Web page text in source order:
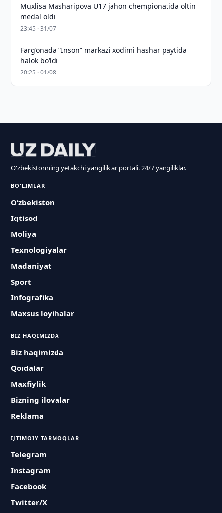
Muxlisa Masharipova U17 jahon chempionatida oltin
medal oldi
23:45 · 31/07
Farg‘onada “Inson” markazi xodimi hashar paytida
halok bo‘ldi
20:25 · 01/08
O'zbekistonning yetakchi yangiliklar portali. 24/7 yangiliklar.
BO'LIMLAR
O‘zbekiston
Iqtisod
Moliya
Texnologiyalar
Madaniyat
Sport
Infografika
Maxsus loyihalar
BIZ HAQIMIZDA
Biz haqimizda
Qoidalar
Maxfiylik
Bizning ilovalar
Reklama
IJTIMOIY TARMOQLAR
Telegram
Instagram
Facebook
Twitter/X